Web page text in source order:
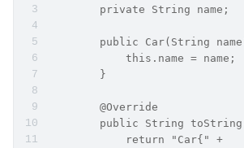
        private String name;
public Car(String
            this.name = name;
        }
        @Override
public String
            return "Car{" +